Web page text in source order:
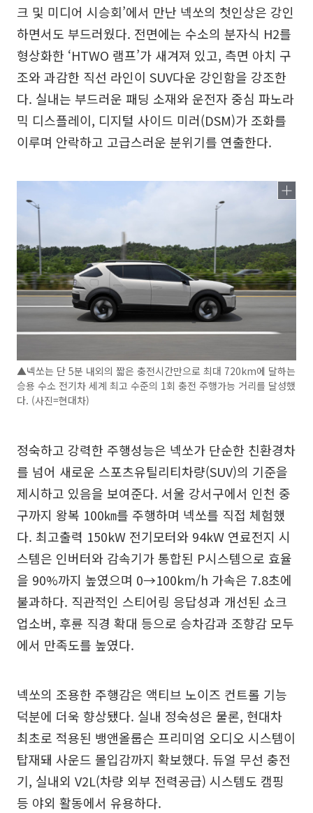
크 및 미디어 시승회’에서 만난 넥쏘의 첫인상은 강인
하면서도 부드러웠다. 전면에는 수소의 분자식 H2를
형상화한 ‘HTWO 램프’가 새겨져 있고, 측면 아치 구
조와 과감한 직선 라인이 SUV다운 강인함을 강조한
다. 실내는 부드러운 패딩 소재와 운전자 중심 파노라
믹 디스플레이, 디지털 사이드 미러(DSM)가 조화를
이루며 안락하고 고급스러운 분위기를 연출한다.
▲넥쏘는 단 5분 내외의 짧은 충전시간만으로 최대 720km에 달하는
승용 수소 전기차 세계 최고 수준의 1회 충전 주행가능 거리를 달성했
다. (사진=현대차)
정숙하고 강력한 주행성능은 넥쏘가 단순한 친환경차
를 넘어 새로운 스포츠유틸리티차량(SUV)의 기준을
제시하고 있음을 보여준다. 서울 강서구에서 인천 중
구까지 왕복 100㎞를 주행하며 넥쏘를 직접 체험했
다. 최고출력 150kW 전기모터와 94kW 연료전지 시
스템은 인버터와 감속기가 통합된 P시스템으로 효율
을 90%까지 높였으며 0→100km/h 가속은 7.8초에
불과하다. 직관적인 스티어링 응답성과 개선된 쇼크
업소버, 후륜 직경 확대 등으로 승차감과 조향감 모두
에서 만족도를 높였다.
넥쏘의 조용한 주행감은 액티브 노이즈 컨트롤 기능
덕분에 더욱 향상됐다. 실내 정숙성은 물론, 현대차
최초로 적용된 뱅앤올룹슨 프리미엄 오디오 시스템이
탑재돼 사운드 몰입감까지 확보했다. 듀얼 무선 충전
기, 실내외 V2L(차량 외부 전력공급) 시스템도 캠핑
등 야외 활동에서 유용하다.